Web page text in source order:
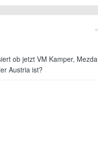
ob jetzt VM Kamper, Mezda
Austria ist?